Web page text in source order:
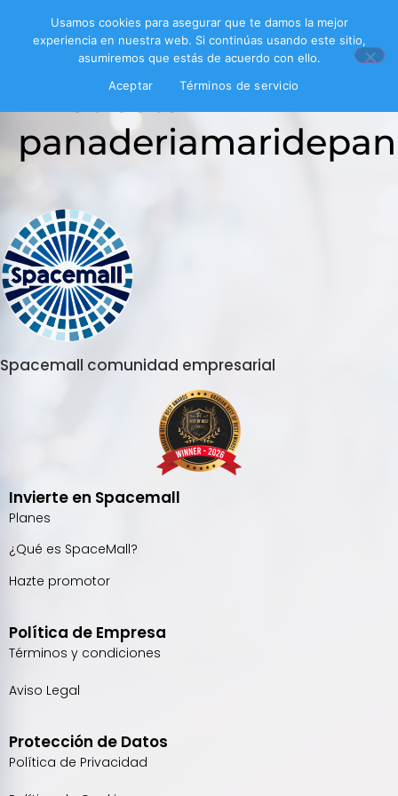
Encuesta
panaderiamaridepan
Spacemall comunidad empresarial
Invierte en Spacemall
Planes
¿Qué es SpaceMall?
Hazte promotor
Política de Empresa
Términos y condiciones
Aviso Legal
Protección de Datos
Política de Privacidad
Usamos cookies para asegurar que te damos la mejor
experiencia en nuestra web. Si continúas usando este sitio,
asumiremos que estás de acuerdo con ello.
Aceptar
Términos de servicio